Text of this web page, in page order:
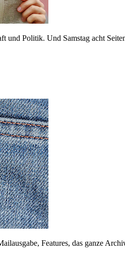
und Politik. Und Samstag acht
Features, das ganze